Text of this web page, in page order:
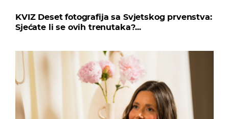
KVIZ Deset fotografija sa Svjetskog prvenstva:
Sjećate li se ovih trenutaka?...